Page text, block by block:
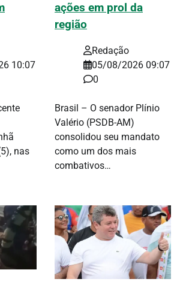
10:07
nas
ações em prol da
região
Redação
05/08/2026 09:07
0
Brasil – O senador Plínio
Valério (PSDB-AM)
consolidou seu mandato
como um dos mais
combativos…